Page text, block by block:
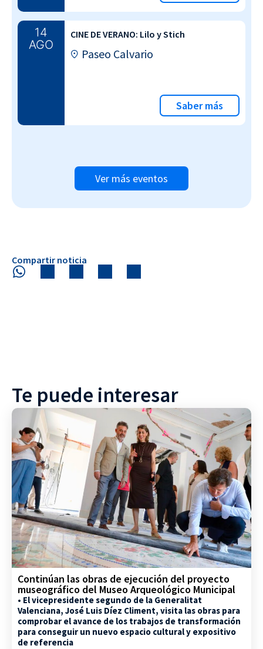
14
AGO
CINE DE VERANO: Lilo y Stich
Paseo Calvario
Saber más
Ver más eventos
Compartir noticia
Te puede interesar
Continúan las obras de ejecución del proyecto
museográfico del Museo Arqueológico Municipal
• El vicepresidente segundo de la Generalitat
Valenciana, José Luis Díez Climent, visita las obras para
comprobar el avance de los trabajos de transformación
para conseguir un nuevo espacio cultural y expositivo
de referencia